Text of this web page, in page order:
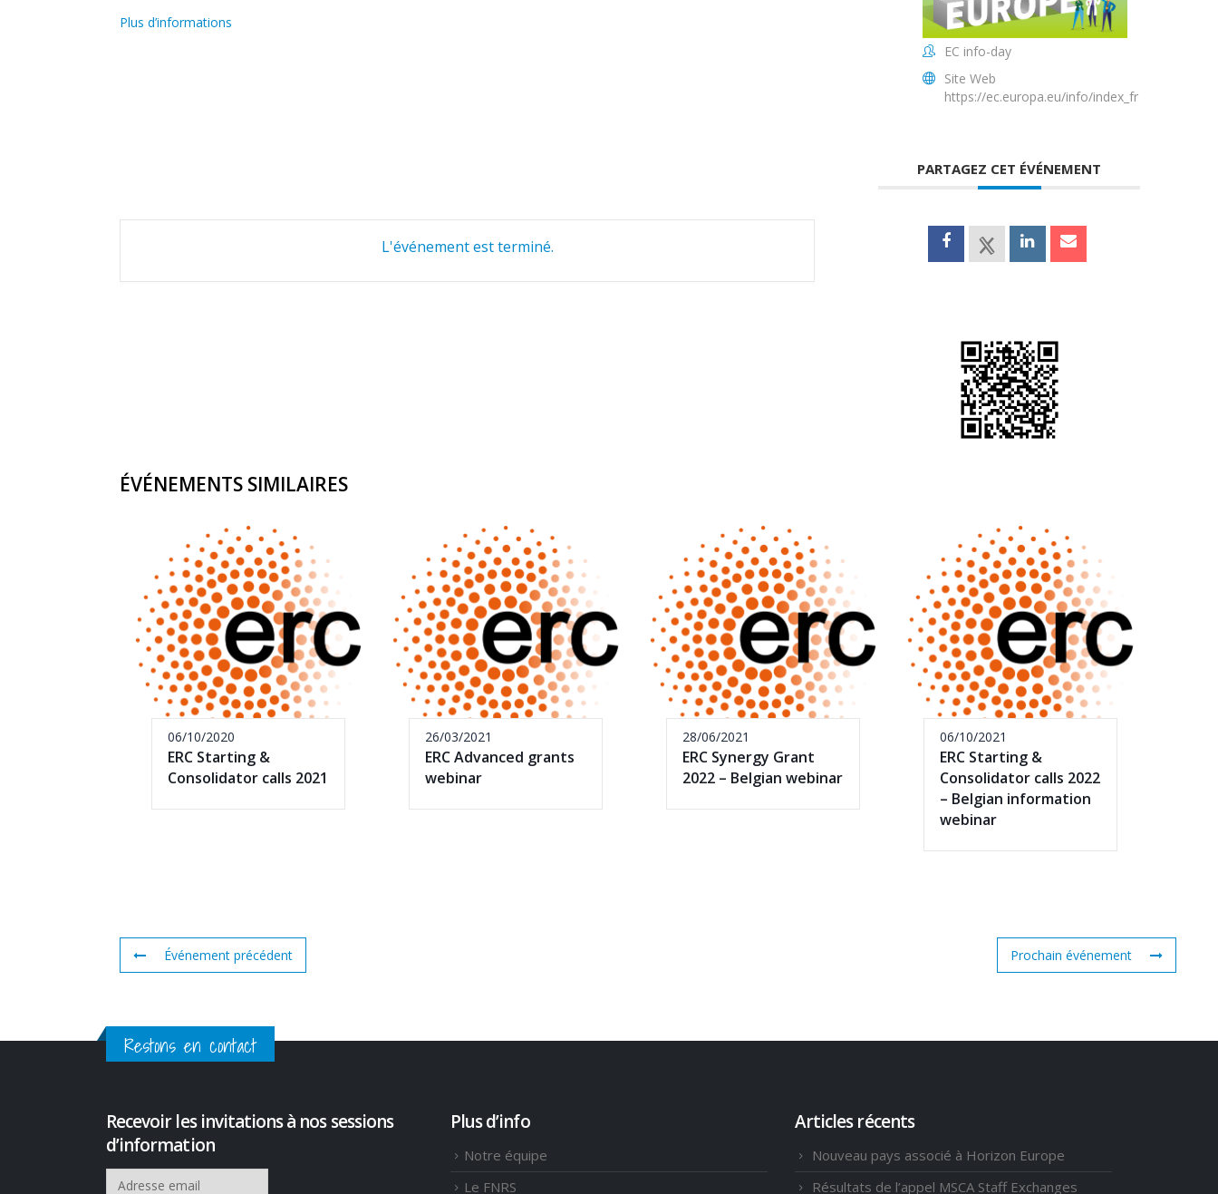
Plus d’informations
L'événement est terminé.
EC info-day
Site Web
https://ec.europa.eu/info/index_fr
PARTAGEZ CET ÉVÉNEMENT
ÉVÉNEMENTS SIMILAIRES
06/10/2020
ERC Starting &
Consolidator calls 2021
26/03/2021
ERC Advanced grants
webinar
28/06/2021
ERC Synergy Grant
2022 – Belgian webinar
06/10/2021
ERC Starting &
Consolidator calls 2022
– Belgian information
webinar
Événement précédent Prochain événement
Restons en contact
Recevoir les invitations à nos sessions
d’information
Plus d’info
Notre équipe
Le FNRS
Articles récents
Nouveau pays associé à Horizon Europe
Résultats de l’appel MSCA Staff Exchanges